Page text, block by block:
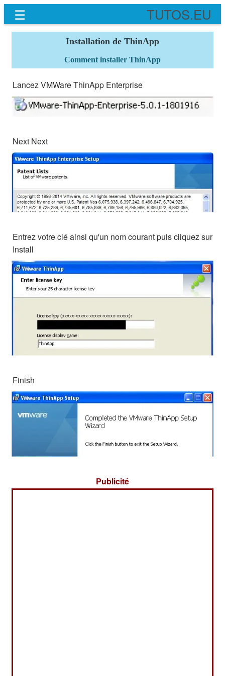
☰ TUTOS.EU
Installation de ThinApp
Comment installer ThinApp
Lancez VMWare ThinApp Enterprise
Next Next
Entrez votre clé ainsi qu'un nom courant puis cliquez sur
Install
Finish
Publicité